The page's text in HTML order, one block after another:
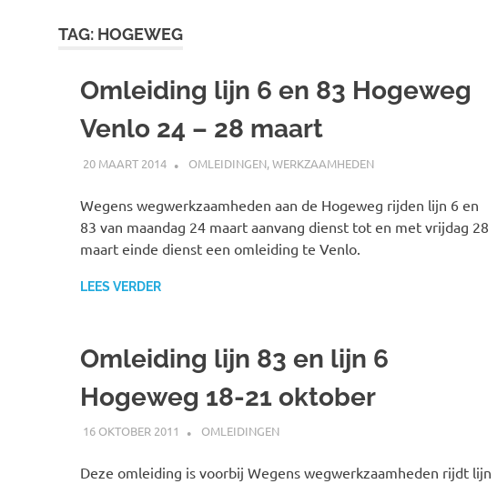
TAG: HOGEWEG
Omleiding lijn 6 en 83 Hogeweg
Venlo 24 – 28 maart
20 MAART 2014 JOHAN
OMLEIDINGEN,WERKZAAMHEDEN
Wegens wegwerkzaamheden aan de Hogeweg rijden lijn 6 en
83 van maandag 24 maart aanvang dienst tot en met vrijdag 28
maart einde dienst een omleiding te Venlo.
LEES VERDER
Omleiding lijn 83 en lijn 6
Hogeweg 18-21 oktober
16 OKTOBER 2011 JOHAN
OMLEIDINGEN
Deze omleiding is voorbij Wegens wegwerkzaamheden rijdt lijn